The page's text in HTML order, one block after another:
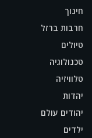
חינוך
חרבות ברזל
טיולים
טכנולוגיה
טלוויזיה
יהדות
יהודים עולם
ילדים